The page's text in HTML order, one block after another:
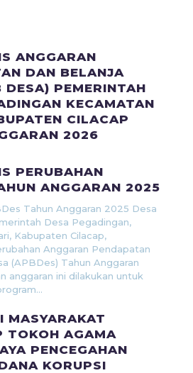
ANGGARAN
DAN BELANJA
DESA) PEMERINTAH
KECAMATAN
CILACAP
2026
PERUBAHAN
ANGGARAN 2025
Tahun Anggaran 2025 Desa
Desa Pegadingan,
Kabupaten Cilacap,
Anggaran Pendapatan
(APBDes) Tahun Anggaran
anggaran ini dilakukan untuk
MASYARAKAT
TOKOH AGAMA
PENCEGAHAN
KORUPSI